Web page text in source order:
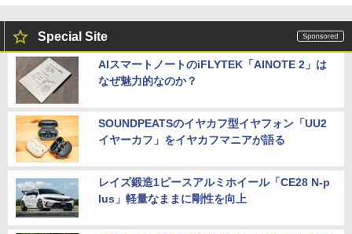
Special Site
AIスマートノートのiFLYTEK「AINOTE 2」は
なぜ魅力的なのか？
SOUNDPEATSのイヤカフ型イヤフォン「UU2
イヤーカフ」をイヤカフマニアが語る
レイズ鍛造1ピースアルミホイール「CE28 N-p
lus」軽量なままに剛性を向上